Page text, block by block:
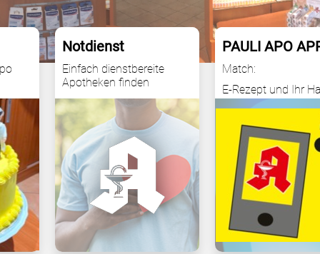
Notdienst
Einfach dienstbereite
Apotheken finden
PAULI APO APP
E-Rezept und Ihr Handy